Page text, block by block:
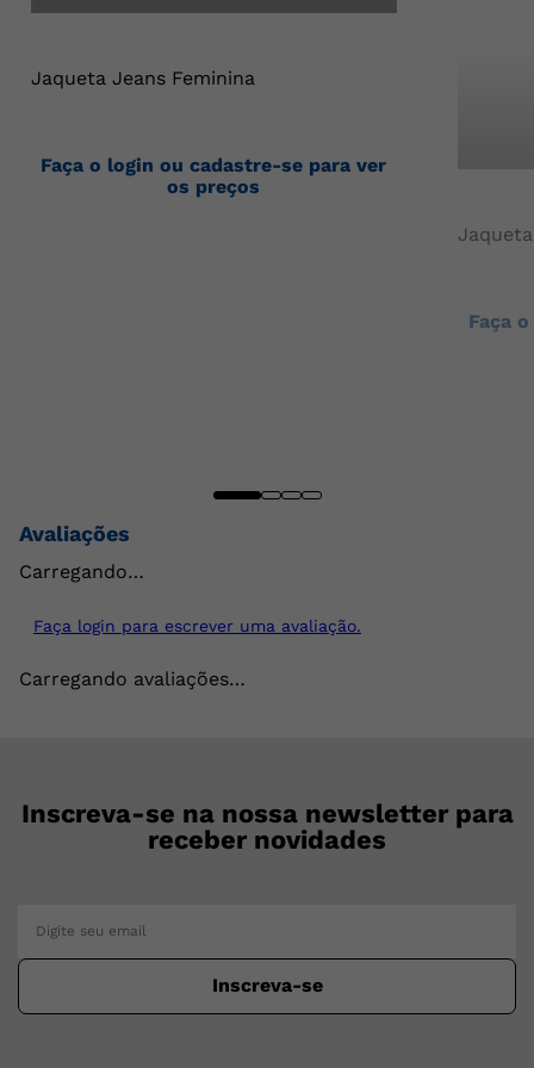
Jaqueta Jeans Feminina
Faça o login ou cadastre-se para ver
os preços
Faça
Avaliações
Carregando…
Faça login para escrever uma avaliação.
Carregando avaliações…
Inscreva-se na nossa newsletter para
receber novidades
Inscreva-se